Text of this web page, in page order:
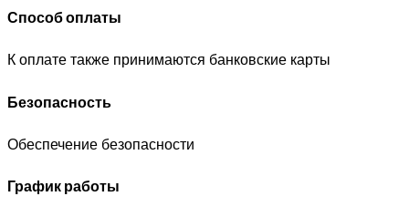
Способ оплаты
К оплате также принимаются банковские карты
Безопасность
Обеспечение безопасности
График работы